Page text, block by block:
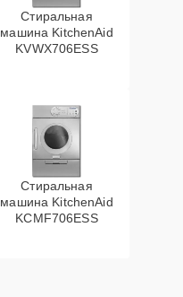
Стиральная
машина KitchenAid
KVWX706ESS
Стиральная
машина KitchenAid
KCMF706ESS